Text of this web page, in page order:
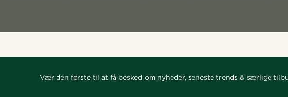
Vær den første til at få besked om nyheder, seneste trends & særlige